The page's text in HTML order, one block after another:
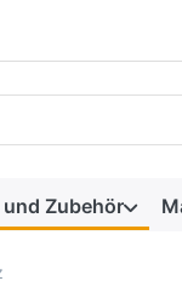
erscheinen
Zubehör